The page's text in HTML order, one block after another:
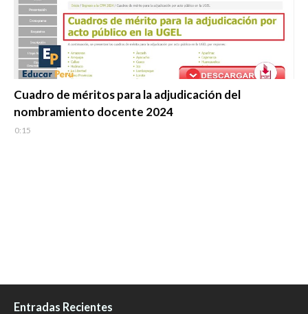
Cuadro de méritos para la adjudicación del
nombramiento docente 2024
0:15
Entradas Recientes